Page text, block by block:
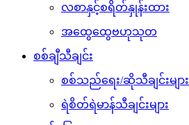
လစာနှင့်စရိတ်နှုန်းထား
အထွေထွေဗဟုသုတ
စစ်ချီသီချင်း
စစ်သည်ရေး/ဆိုသီချင်းများ
ရဲစိတ်ရဲမာန်သီချင်းများ